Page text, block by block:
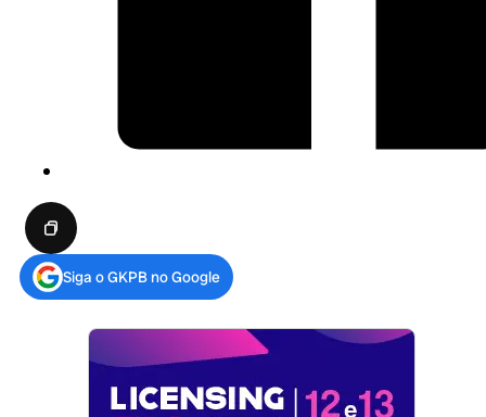
Siga o GKPB no Google